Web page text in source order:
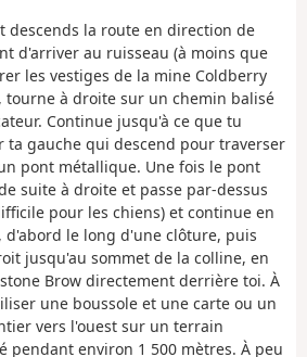
descends la route en direction de
d'arriver au ruisseau (à moins que
les vestiges de la mine Coldberry
tourne à droite sur un chemin balisé
Continue jusqu'à ce que tu
ta gauche qui descend pour traverser
pont métallique. Une fois le pont
suite à droite et passe par-dessus
pour les chiens) et continue en
le long d'une clôture, puis
jusqu'au sommet de la colline, en
Brow directement derrière toi. À
une boussole et une carte ou un
vers l'ouest sur un terrain
pendant environ 1 500 mètres. À peu